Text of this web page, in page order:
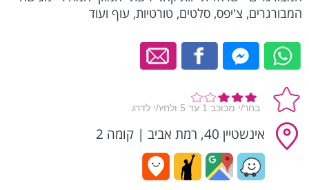
המבורגרים, צ'יפס, סלטים, טורטיות, עוף ועוד
אינשטיין 40, רמת אביב | קומה 2